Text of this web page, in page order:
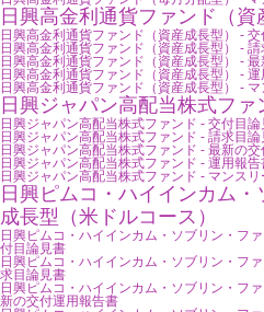
日興高金利通貨ファンド（資
日興高金利通貨ファンド（資産成長型） -
日興高金利通貨ファンド（資産成長型） -
日興高金利通貨ファンド（資産成長型） -
日興高金利通貨ファンド（資産成長型） -
日興高金利通貨ファンド（資産成長型） - マ
日興ジャパン高配当株式ファ
日興ジャパン高配当株式ファンド - 交付目論
日興ジャパン高配当株式ファンド - 請求目論
日興ジャパン高配当株式ファンド - 最新の
日興ジャパン高配当株式ファンド - 運用報
日興ジャパン高配当株式ファンド - マンスリ
日興ピムコ・ハイインカム
成長型（米ドルコース）
日興ピムコ・ハイインカム・ソブリン・フ
付目論見書
日興ピムコ・ハイインカム・ソブリン・フ
求目論見書
日興ピムコ・ハイインカム・ソブリン・フ
新の交付運用報告書